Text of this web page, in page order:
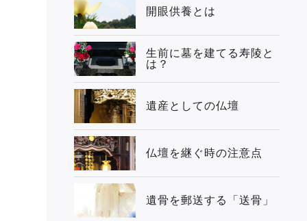
開眼供養とは
生前に墓を建てる寿陵と
は？
遺産としての仏壇
仏壇を継ぐ時の注意点
遺骨を郵送する「送骨」